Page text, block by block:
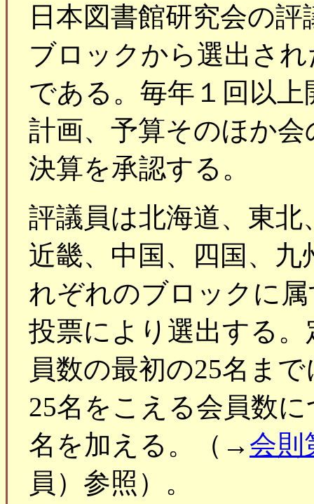
日本図書館研究会の
ブロックから選出さ
である。毎年１回以
計画、予算そのほか
決算を承認する。
評議員は北海道、東
近畿、中国、四国、
れぞれのブロックに
投票により選出する
員数の最初の25名ま
25名をこえる会員数
名を加える。（→ 会則
員）参照）。